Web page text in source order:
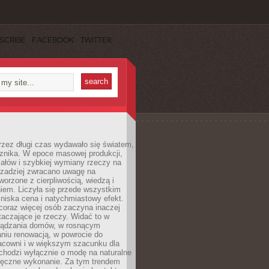
FACEBOOK TWITTER
długi czas wydawało się światem,
W epoce masowej produkcji,
i szybkiej wymiany rzeczy na
zwracano uwagę na
z cierpliwością, wiedzą i
Liczyła się przede wszystkim
cena i natychmiastowy efekt.
więcej osób zaczyna inaczej
je rzeczy. Widać to w
domów, w rosnącym
renowacją, w powrocie do
i w większym szacunku dla
wyłącznie o modę na naturalne
wykonanie. Za tym trendem